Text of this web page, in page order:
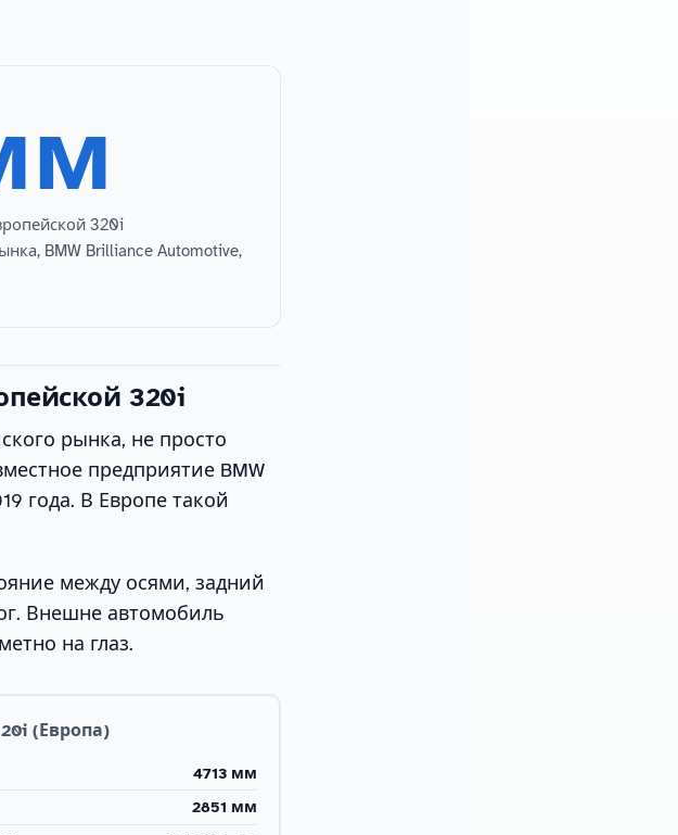
320i
BMW Brilliance Automotive,
320i
рынка, не просто
предприятие BMW
года. В Европе такой
между осями, задний
Внешне автомобиль
на глаз.
(Европа)
4713 мм
2851 мм